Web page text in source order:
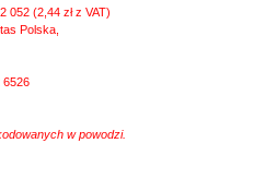
052 (2,44 zł z VAT)
Polska,
6526
w powodzi.